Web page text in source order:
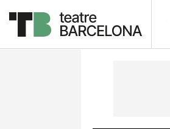
Descripción